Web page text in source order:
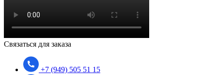
Связаться для заказа
+7 (949) 505 51 15